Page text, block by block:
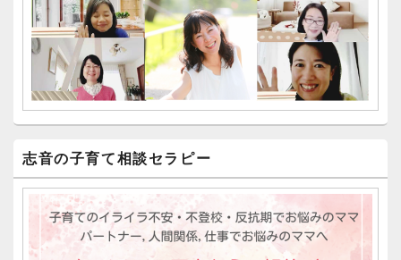
志音の子育て相談セラピー